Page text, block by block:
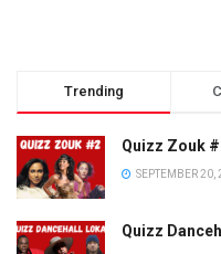
Trending
Quizz Zouk
SEPTEMBER 20,
Quizz